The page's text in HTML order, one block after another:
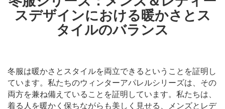
スデザインにおける暖かさとス
タイルのバランス
冬服は暖かさとスタイルを両立できるということを証明し
ています。私たちのウィンターアパレルシリーズは、その
両方を兼ね備えていることを証明しています。私たちは、
着る人を暖かく保ちながらも美しく見せる、メンズとレデ